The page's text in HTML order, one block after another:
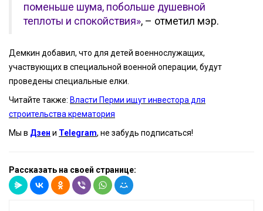
поменьше шума, побольше душевной
теплоты и спокойствия», – отметил мэр.
Демкин добавил, что для детей военнослужащих,
участвующих в специальной военной операции, будут
проведены специальные елки.
Читайте также: Власти Перми ищут инвестора для
строительства крематория
Мы в Дзен и Telegram, не забудь подписаться!
Рассказать на своей странице: